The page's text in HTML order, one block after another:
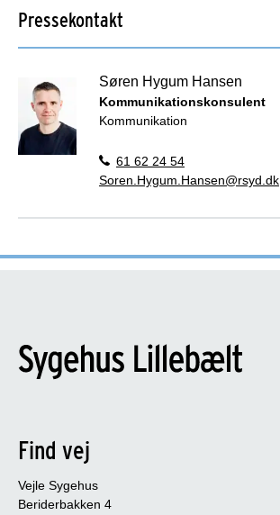
Pressekontakt
Søren Hygum Hansen
Kommunikationskonsulent
Kommunikation
61 62 24 54
Soren.Hygum.Hansen@rsyd.dk
Find vej
Vejle Sygehus
Beriderbakken 4